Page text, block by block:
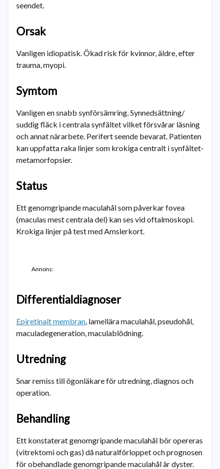
seendet.
Orsak
Vanligen idiopatisk. Ökad risk för kvinnor, äldre, efter
trauma, myopi.
Symtom
Vanligen en snabb synförsämring. Synnedsättning/
suddig fläck i centrala synfältet vilket försvårar läsning
och annat närarbete. Perifert seende bevarat. Patienten
kan uppfatta raka linjer som krokiga centralt i synfältet-
metamorfopsier.
Status
Ett genomgripande maculahål som påverkar fovea
(maculas mest centrala del) kan ses vid oftalmoskopi.
Krokiga linjer på test med Amslerkort.
Annons:
Differentialdiagnoser
Epiretinalt membran, lamellära maculahål, pseudohål,
maculadegeneration, maculablödning.
Utredning
Snar remiss till ögonläkare för utredning, diagnos och
operation.
Behandling
Ett konstaterat genomgripande maculahål bör opereras
(vitrektomi och gas) då naturalförloppet och prognosen
för obehandlade genomgripande maculahål är dyster.